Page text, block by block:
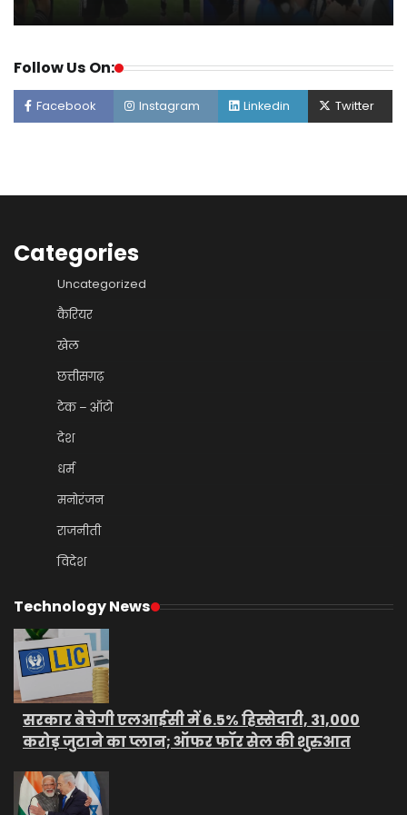
Follow Us On:
Facebook Instagram Linkedin Twitter
Categories
Uncategorized
कैरियर
खेल
छत्तीसगढ़
टेक – ऑटो
देश
धर्म
मनोरंजन
राजनीती
विदेश
Technology News
सरकार बेचेगी एलआईसी में 6.5% हिस्सेदारी, 31,000
करोड़ जुटाने का प्लान; ऑफर फॉर सेल की शुरुआत